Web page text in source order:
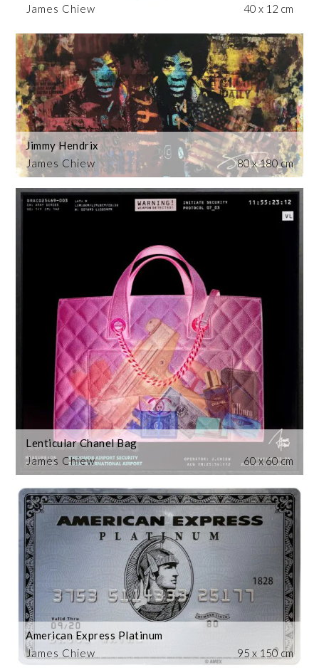
James Chiew
40 x 12 cm
James Chiew
Jimmy Hendrix
80 x 180 cm
James Chiew
Lenticular Chanel Bag
60 x 60 cm
James Chiew
American Express Platinum
95 x 150 cm